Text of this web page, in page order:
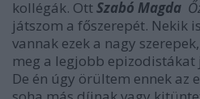
kollégák. OttSzabó Magda
játszom a főszerepét. Nekik
vannak ezek a nagy
meg a legjobb
De én úgy örültem ennek az